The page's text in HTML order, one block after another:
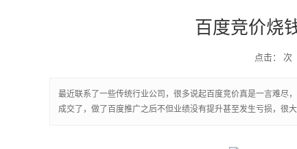
百度竞价烧
点击： 次
最近联系了一些传统行业公司，很多说起百度竞价真是一言难尽
成交了，做了百度推广之后不但业绩没有提升甚至发生亏损，很